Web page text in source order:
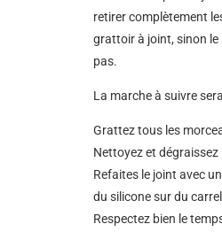
retirer complètement
grattoir à joint, sinon
pas.
La marche à suivre
Grattez tous les
Nettoyez et dégraissez
Refaites le joint avec
du silicone sur du
Respectez bien le